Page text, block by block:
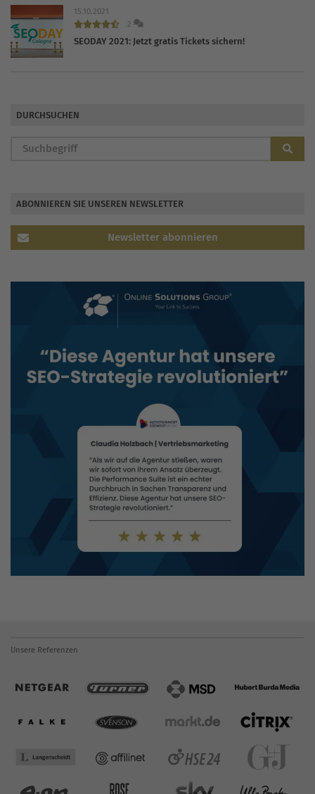
15.10.2021
2
SEODAY 2021: Jetzt gratis Tickets sichern!
DURCHSUCHEN
ABONNIEREN SIE UNSEREN NEWSLETTER
Newsletter abonnieren
Unsere Referenzen